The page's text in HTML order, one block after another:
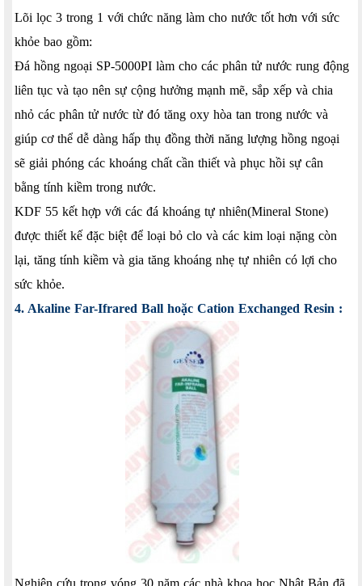
Lõi lọc 3 trong 1 với chức năng làm cho nước tốt hơn với sức
khỏe bao gồm:
Đá hồng ngoại SP-5000PI làm cho các phân tử nước rung động
liên tục và tạo nên sự cộng hưởng mạnh mẽ, sắp xếp và chia
nhỏ các phân tử nước từ đó tăng oxy hòa tan trong nước và
giúp cơ thể dễ dàng hấp thụ đồng thời năng lượng hồng ngoại
sẽ giải phóng các khoáng chất cần thiết và phục hồi sự cân
bằng tính kiềm trong nước.
KDF 55 kết hợp với các đá khoáng tự nhiên(Mineral Stone)
được thiết kế đặc biệt để loại bỏ clo và các kim loại nặng còn
lại, tăng tính kiềm và gia tăng khoáng nhẹ tự nhiên có lợi cho
sức khỏe.
4. Akaline Far-Ifrared Ball hoặc Cation Exchanged Resin :
Nghiên cứu trong vóng 30 năm các nhà khoa học Nhật Bản đã